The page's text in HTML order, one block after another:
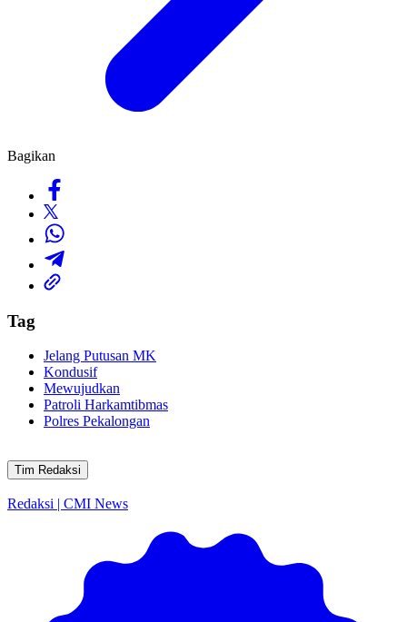
Bagikan
Tag
Jelang Putusan MK
Kondusif
Mewujudkan
Patroli Harkamtibmas
Polres Pekalongan
Tim Redaksi
Redaksi | CMI News